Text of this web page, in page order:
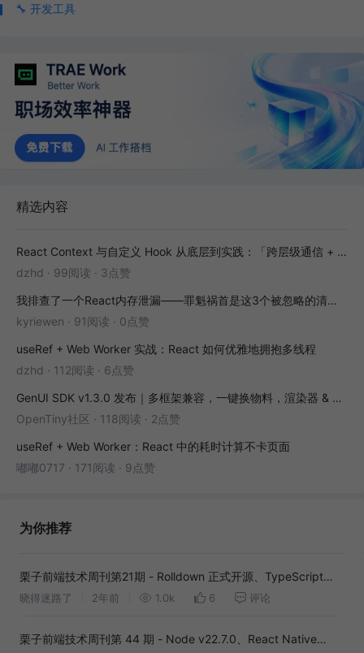
🔧 开发工具
精选内容
React Context 与自定义 Hook 从底层到实践：「跨层级通信 + 副作用封装」全解析
dzhd · 99阅读 · 3点赞
我排查了一个React内存泄漏——罪魁祸首是这3个被忽略的清理函数
kyriewen · 91阅读 · 0点赞
useRef + Web Worker 实战：React 如何优雅地拥抱多线程
dzhd · 112阅读 · 6点赞
GenUI SDK v1.3.0 发布｜多框架兼容，一键换物料，渲染器 & 演练场全面增强！
OpenTiny社区 · 118阅读 · 2点赞
useRef + Web Worker：React 中的耗时计算不卡页面
嘟嘟0717 · 171阅读 · 9点赞
为你推荐
栗子前端技术周刊第21期 - Rolldown 正式开源、TypeScript
5.4、Storybook 8...
晓得迷路了 2年前 1.0k 6 评论
栗子前端技术周刊第 44 期 - Node v22.7.0、React Native